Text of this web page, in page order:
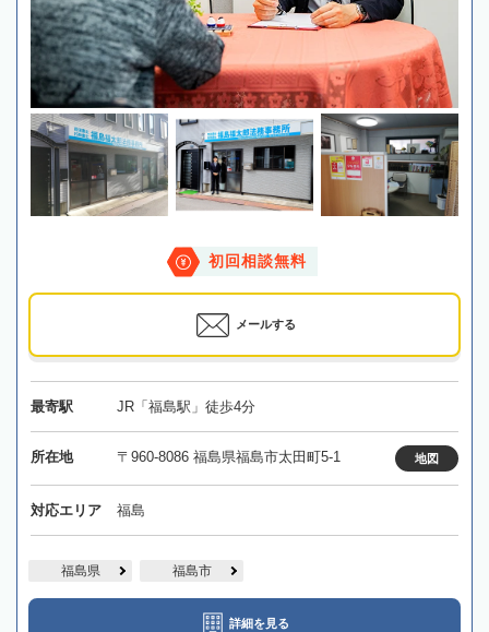
初回相談無料
メールする
最寄駅 JR「福島駅」徒歩4分
所在地 〒960-8086 福島県福島市太田町5-1 地図
対応エリア 福島
福島県 福島市
詳細を見る